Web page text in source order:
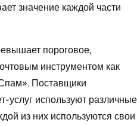
значение каждой части
пороговое,
инструментом как
Поставщики
услуг используют различные
из них используются свои